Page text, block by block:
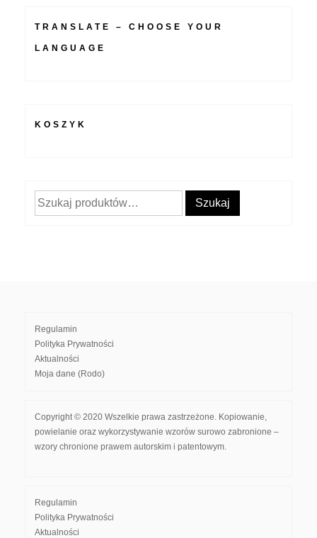
TRANSLATE – CHOOSE YOUR
LANGUAGE
KOSZYK
Szukaj: Szukaj
Regulamin
Polityka Prywatności
Aktualności
Moja dane (Rodo)
Copyright © 2020 Wszelkie prawa zastrzeżone. Kopiowanie,
powielanie oraz wykorzystywanie wzorów surowo zabronione –
wzory chronione prawem autorskim i patentowym.
Regulamin
Polityka Prywatności
Aktualności